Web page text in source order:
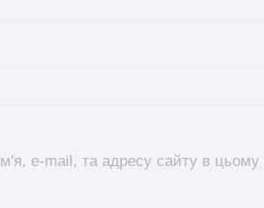
e-mail, та адресу сайту в